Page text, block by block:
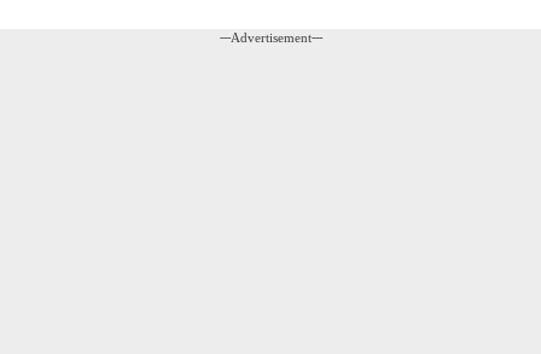
---Advertisement---